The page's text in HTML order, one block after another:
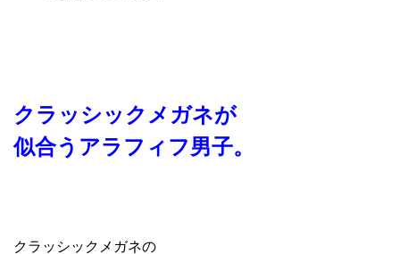
クラッシックメガネが
似合うアラフィフ男子。
クラッシックメガネの